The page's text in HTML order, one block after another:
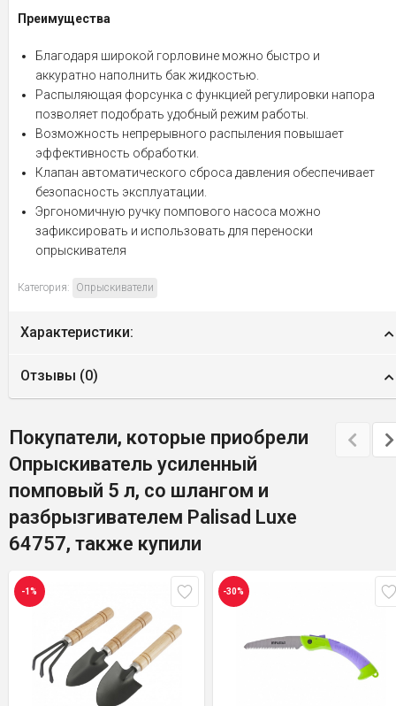
Преимущества
Благодаря широкой горловине можно быстро и
аккуратно наполнить бак жидкостью.
Распыляющая форсунка с функцией регулировки напора
позволяет подобрать удобный режим работы.
Возможность непрерывного распыления повышает
эффективность обработки.
Клапан автоматического сброса давления обеспечивает
безопасность эксплуатации.
Эргономичную ручку помпового насоса можно
зафиксировать и использовать для переноски
опрыскивателя
Категория: Опрыскиватели
Характеристики:
Отзывы (0)
Покупатели, которые приобрели
Опрыскиватель усиленный
помповый 5 л, со шлангом и
разбрызгивателем Palisad Luxe
64757, также купили
-1% -30%